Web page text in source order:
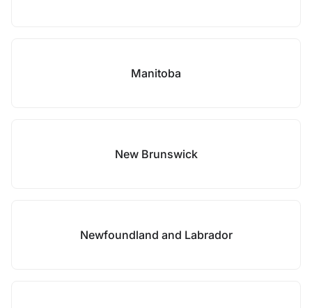
Manitoba
New Brunswick
Newfoundland and Labrador